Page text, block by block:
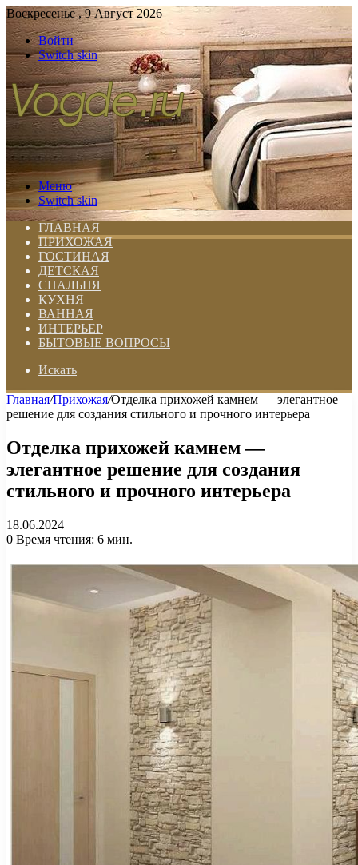
Воскресенье , 9 Август 2026
Войти
Switch skin
Меню
Switch skin
ГЛАВНАЯ
ПРИХОЖАЯ
ГОСТИНАЯ
ДЕТСКАЯ
СПАЛЬНЯ
КУХНЯ
ВАННАЯ
ИНТЕРЬЕР
БЫТОВЫЕ ВОПРОСЫ
Искать
Главная/Прихожая/Отделка прихожей камнем — элегантное
решение для создания стильного и прочного интерьера
Отделка прихожей камнем —
элегантное решение для создания
стильного и прочного интерьера
18.06.2024
0 Время чтения: 6 мин.